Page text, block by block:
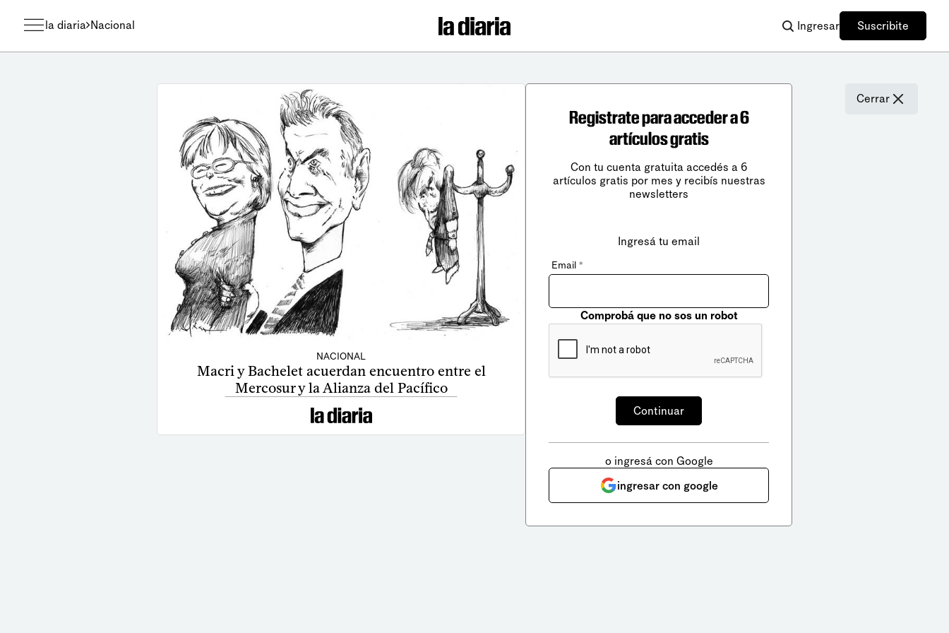
la diaria Nacional Ingresar Suscribite
NACIONAL
Macri y Bachelet acuerdan encuentro entre el
Mercosur y la Alianza del Pacífico
Cerrar
Registrate para acceder a 6
artículos gratis
Con tu cuenta gratuita accedés a 6
artículos gratis por mes y recibís nuestras
newsletters
Ingresá tu email
Email *
Comprobá que no sos un robot
o ingresá con Google
ingresar con google